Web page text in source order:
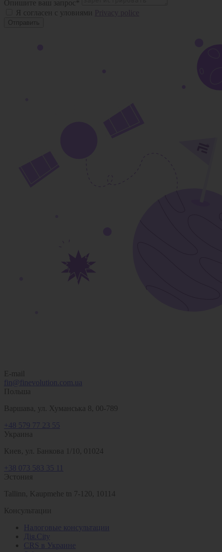
Опишите ваш запрос*
Я согласен с уловиями Privacy police
Отправить
E-mail
fin@finevolution.com.ua
Польша
Варшава, ул. Хуманська 8, 00-789
+48 579 77 23 55
Украина
Киев, ул. Банкова 1/10, 01024
+38 073 583 35 11
Эстония
Tallinn, Kaupmehe tn 7-120, 10114
Консультации
Налоговые консультации
Дія.Сity
CRS в Украине